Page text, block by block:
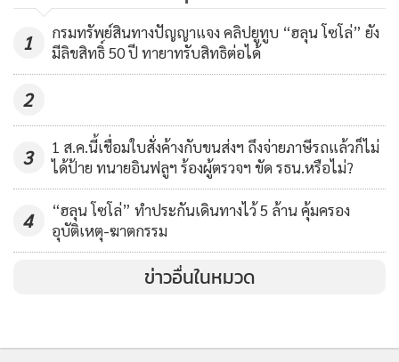
2,551
ทบ.แจงบ้านหนองจานอยู่ในเขตไทย
เคยจัดเป็นที่ลี้ภัยให้ชาวกัมพูชา ก่อน
ขยายชุมชนละเมิด MOU 43 ไทย
1
กรมทรัพย์สินทางปัญญาแจง คลิปยูทูบ “ฮลุน โซโล่” ยัง
มีลิขสิทธิ์ 50 ปี ทายาทรับสิทธิต่อได้
2
3
1 ส.ค.นี้เชื่อมใบสั่งค้างกับขนส่งฯ ถึงจ่ายภาษีรถแล้วก็ไม่
ได้ป้าย ทนายอินฟลูฯ ร้องผู้ตรวจฯ ขัด รธน.หรือไม่?
4
“ฮลุน โซโล่” ทำประกันเดินทางไว้ 5 ล้าน คุ้มครอง
อุบัติเหตุ-ฆาตกรรม
ข่าวอื่นในหมวด